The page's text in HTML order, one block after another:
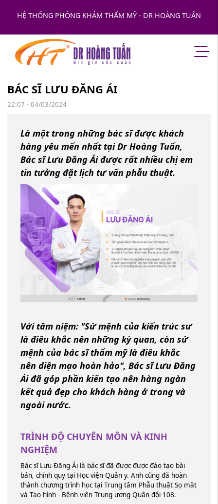
HỆ THỐNG PHÒNG KHÁM THẨM MỸ - DR HOÀNG TUẤN
BÁC SĨ LƯU ĐĂNG ÁI
22:07 - 04/03/2024
Là một trong những bác sĩ được khách
hàng yêu mến nhất tại Dr Hoàng Tuấn,
Bác sĩ Lưu Đăng Ái được rất nhiều chị em
tin tưởng đặt lịch tư vấn phẫu thuật.
Với tâm niệm: "Sứ mệnh của kiến trúc sư
là điêu khắc nên những kỳ quan, còn sứ
mệnh của bác sĩ thẩm mỹ là điêu khắc
nên diện mạo hoàn hảo", Bác sĩ Lưu Đăng
Ái đã góp phần kiến tạo nên hàng ngàn
kết quả đẹp cho khách hàng ở trong và
ngoài nước.
TRÌNH ĐỘ CHUYÊN MÔN VÀ KINH
NGHIỆM
Bác sĩ Lưu Đăng Ái là bác sĩ đã được được đào tạo bài
bản, chính quy tại Học viện Quân y. Anh cũng đã hoàn
thành chương trình học tại Trung tâm Phẫu thuật Sọ mặt
và Tạo hình - Bệnh viện Trung ương Quân đội 108.